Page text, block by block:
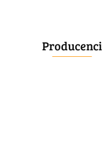
Producenci